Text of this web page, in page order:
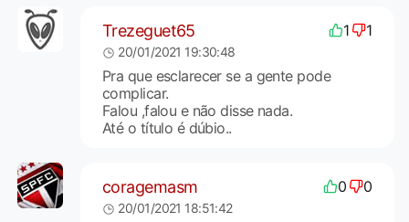
Trezeguet65 1 1
20/01/2021 19:30:48
Pra que esclarecer se a gente pode
complicar.
Falou ,falou e não disse nada.
Até o título é dúbio..
coragemasm 0 0
20/01/2021 18:51:42